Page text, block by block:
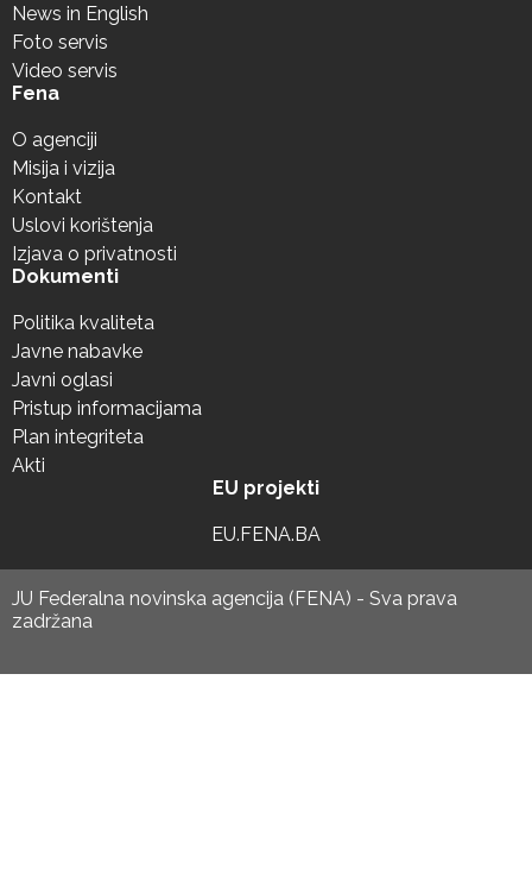
News in English
Foto servis
Video servis
Fena
O agenciji
Misija i vizija
Kontakt
Uslovi korištenja
Izjava o privatnosti
Dokumenti
Politika kvaliteta
Javne nabavke
Javni oglasi
Pristup informacijama
Plan integriteta
Akti
EU projekti
EU.FENA.BA
JU Federalna novinska agencija (FENA) - Sva prava
zadržana